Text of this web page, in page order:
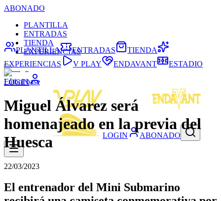
ABONADO
PLANTILLA
ENTRADAS
TIENDA
EXPERIENCIAS
LOGIN
LOGIN ABONADO
PLANTILLA ENTRADAS
TIENDA
EXPERIENCIAS
V PLAY ENDAVANT ESTADIO
Fútbol base
Miguel Álvarez será
homenajeado en la previa del
Huesca
22/03/2023
El entrenador del Mini Submarino